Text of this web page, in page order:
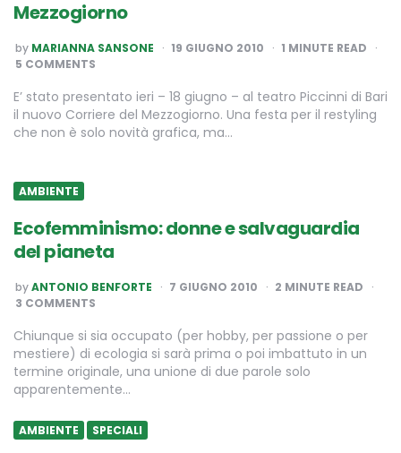
Mezzogiorno
POSTED
BY
by MARIANNA SANSONE 19 GIUGNO 2010 1 MINUTE READ
5 COMMENTS
E’ stato presentato ieri – 18 giugno – al teatro Piccinni di Bari
il nuovo Corriere del Mezzogiorno. Una festa per il restyling
che non è solo novità grafica, ma…
AMBIENTE
Ecofemminismo: donne e salvaguardia
del pianeta
POSTED
BY
byANTONIO BENFORTE 7 GIUGNO 2010 2 MINUTE READ
3 COMMENTS
Chiunque si sia occupato (per hobby, per passione o per
mestiere) di ecologia si sarà prima o poi imbattuto in un
termine originale, una unione di due parole solo
apparentemente…
AMBIENTE SPECIALI